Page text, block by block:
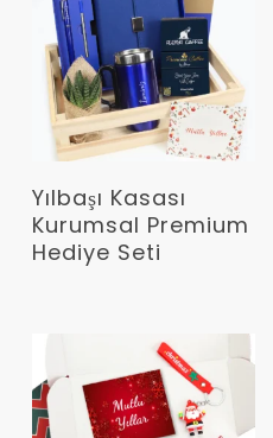
Devamını Oku
Yılbaşı Kasası
Kurumsal Premium
Hediye Seti